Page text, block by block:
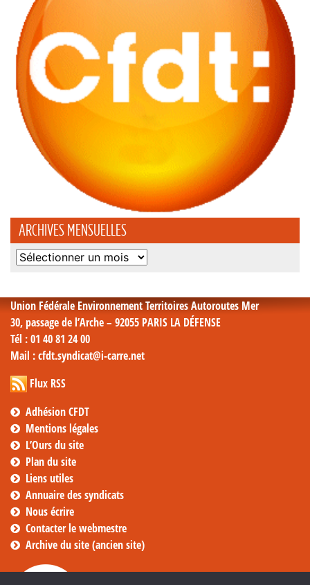
ARCHIVES MENSUELLES
Archives
Union Fédérale Environnement Territoires Autoroutes Mer
30, passage de l’Arche – 92055 PARIS LA DÉFENSE
Tél : 01 40 81 24 00
Mail : cfdt.syndicat@i-carre.net
Flux RSS
Adhésion CFDT
Mentions légales
L’Ours du site
Plan du site
Liens utiles
Annuaire des syndicats
Nous écrire
Contacter le webmestre
Archive du site (ancien site)